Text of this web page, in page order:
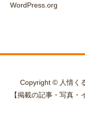
WordPress.org
Copyright © 人情く
【掲載の記事・写真